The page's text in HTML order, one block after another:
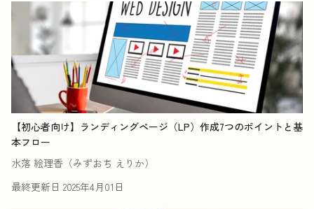
【初心者向け】ランディングページ（LP）作成7つのポイントと基
本フロー
水落 絵理香（みずおち えりか）
最終更新日 2025年4月01日